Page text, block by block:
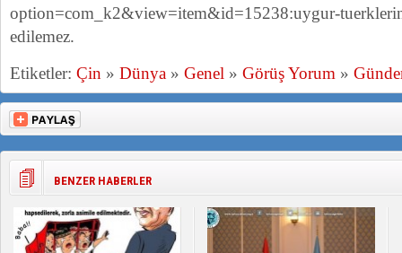
option=com_k2&view=item&id=15238:uygur-
edilemez.
Etiketler: Çin » Dünya » Genel » Görüş Yorum »
BENZER HABERLER